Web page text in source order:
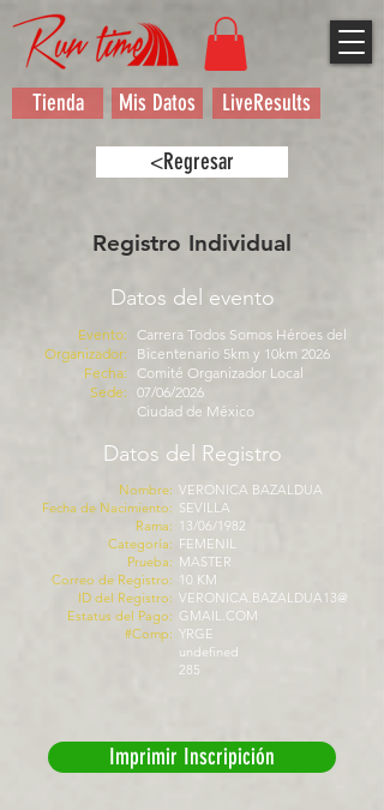
Tienda Mis Datos LiveResults
<Regresar
Registro Individual
Datos del evento
Evento:
Organizador:
Fecha:
Sede:
Carrera Todos Somos Héroes del
Bicentenario 5km y 10km 2026
Comité Organizador Local
07/06/2026
Ciudad de México
Datos del Registro
Nombre:
Fecha de Nacimiento:
Rama:
Categoría:
Prueba:
Correo de Registro:
ID del Registro:
Estatus del Pago:
#Comp:
VERONICA BAZALDUA
SEVILLA
13/06/1982
FEMENIL
MASTER
10 KM
VERONICA.BAZALDUA13@
GMAIL.COM
YRGE
undefined
285
Imprimir Inscripición